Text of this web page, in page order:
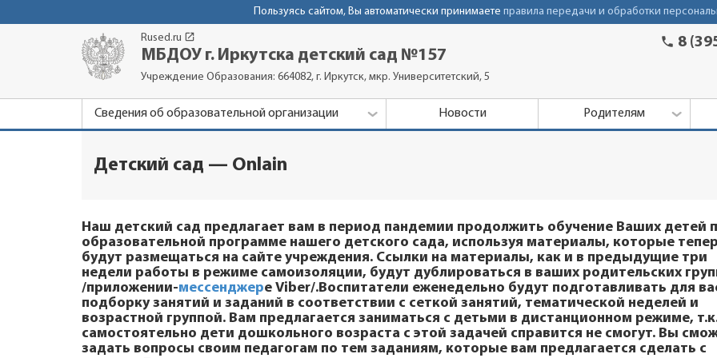
Пользуясь сайтом, Вы автоматически принимаете правила передачи и обработки
Rused.ru launch
МБДОУ г. Иркутска детский сад №157
Учреждение Образования: 664082, г. Иркутск, мкр. Университетский, 5
phone 8
Сведения об образовательной организации Новости Родителям
Детский сад — Onlain
Наш детский сад предлагает вам в период пандемии продолжить обучение Ваших детей
образовательной программе нашего детского сада, используя материалы, которые
будут размещаться на сайте учреждения. Ссылки на материалы, как и в предыдущие три
недели работы в режиме самоизоляции, будут дублироваться в ваших родительских
/приложении-мессенджере Viber/.Воспитатели еженедельно будут подготавливать для
подборку занятий и заданий в соответствии с сеткой занятий, тематической неделей и
возрастной группой. Вам предлагается заниматься с детьми в дистанционном режиме,
самостоятельно дети дошкольного возраста с этой задачей справится не смогут. Вы
задать вопросы своим педагогам по тем заданиям, которые вам предлагается сделать с